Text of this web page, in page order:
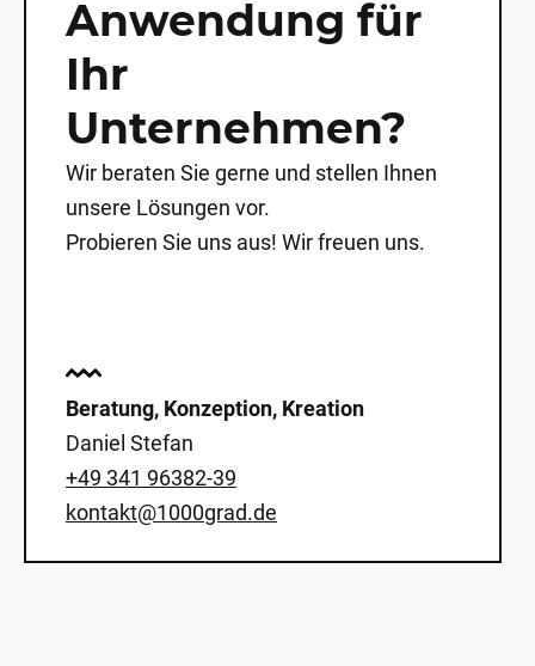
Anwendung für
Ihr
Unternehmen?
Wir beraten Sie gerne und stellen Ihnen
unsere Lösungen vor.
Probieren Sie uns aus! Wir freuen uns.
Beratung, Konzeption, Kreation
Daniel Stefan
+49 341 96382-39
kontakt@1000grad.de